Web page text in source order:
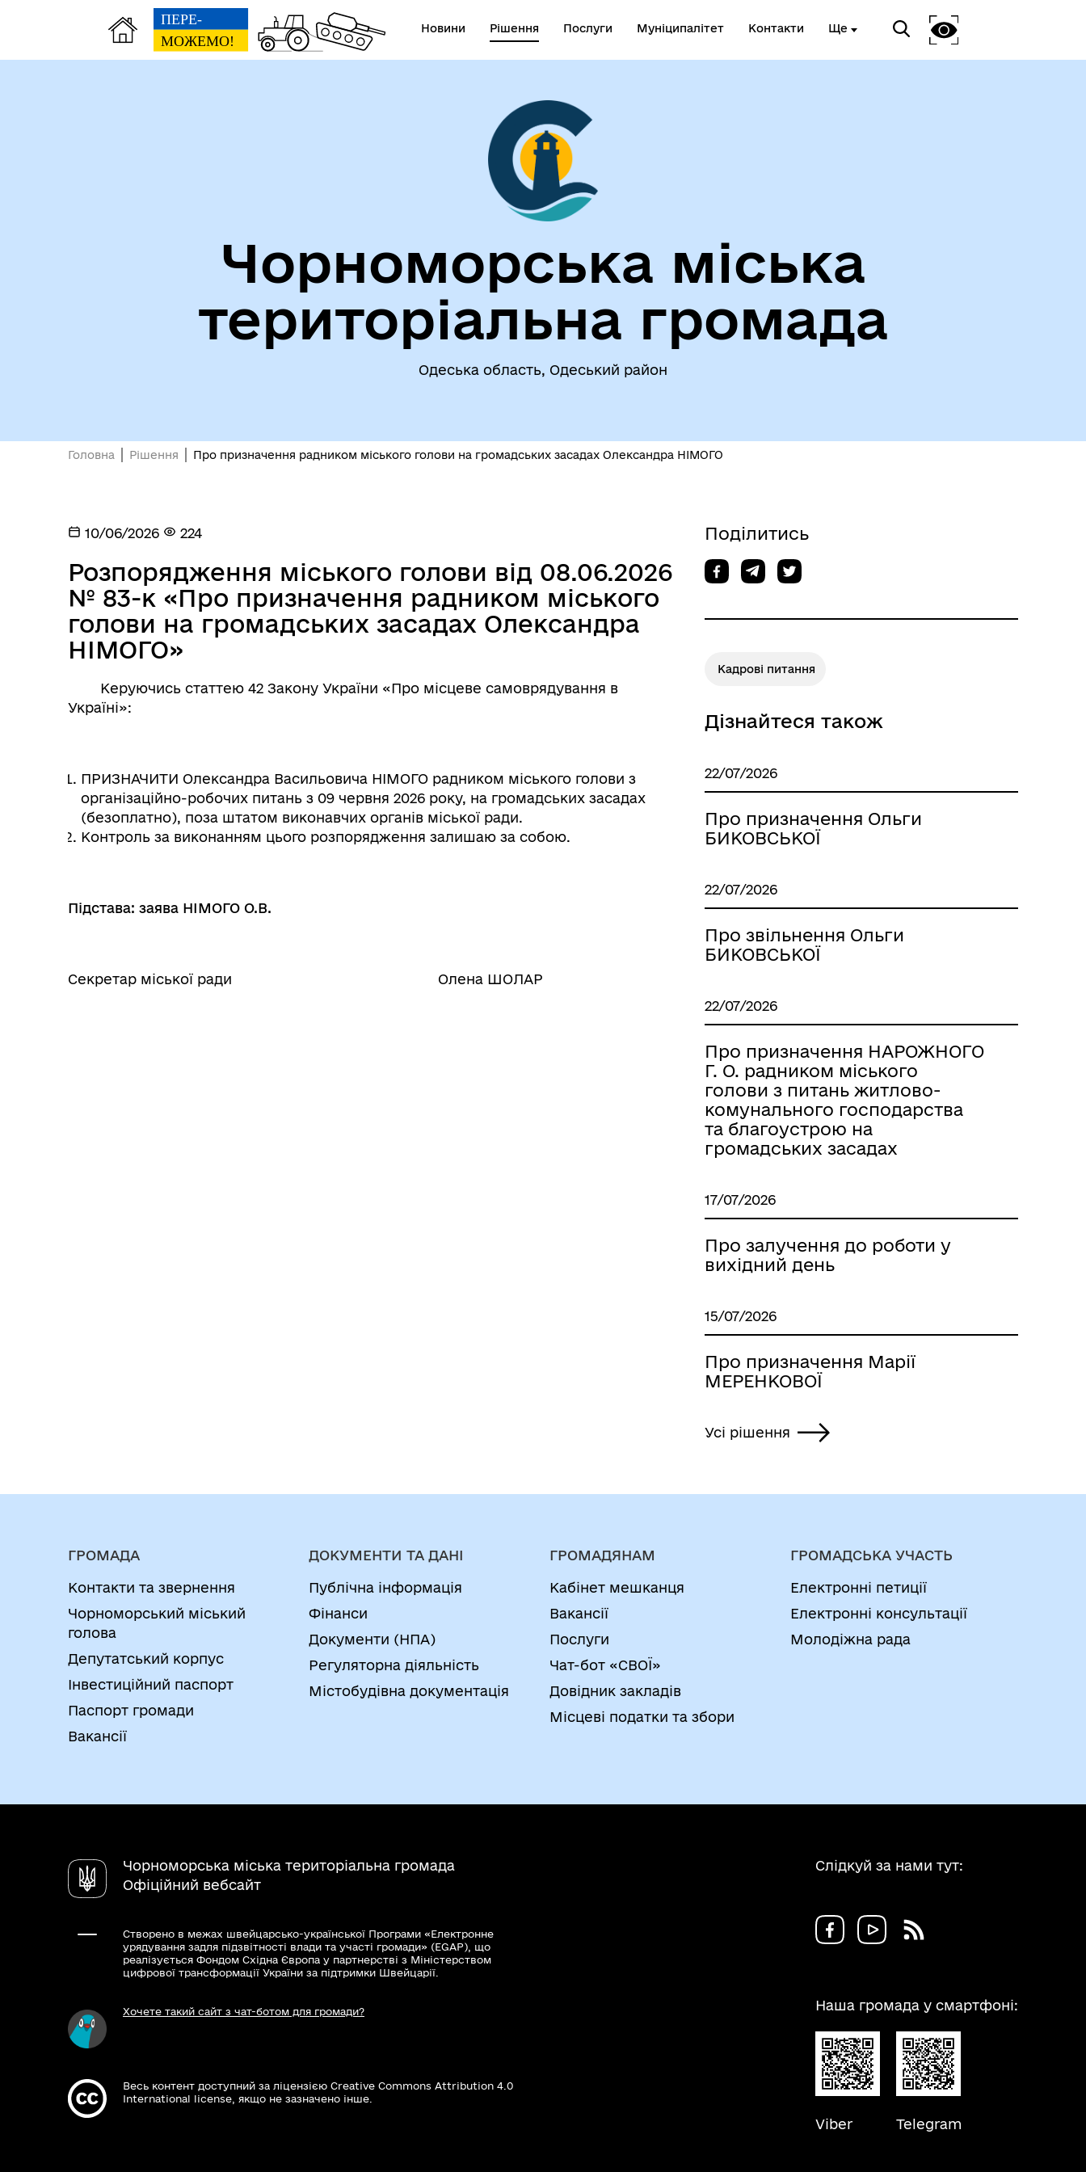
Новини Рішення Послуги Муніципалітет Контакти Ще
Виконавчий комітет
Колегіальні органи (ради,
робочі групи, комісії)
Герої не вмирають!
ВЕТЕРАНАМ Чорноморськ туристичний
Чорноморська міська
територіальна громада
Одеська область, Одеський район
Головна Рішення Про призначення радником міського голови на громадських засадах Олександра НІМОГО
10/06/2026 224
Розпорядження міського голови від 08.06.2026
№ 83-к «Про призначення радником міського
голови на громадських засадах Олександра
НІМОГО»
Керуючись статтею 42 Закону України «Про місцеве самоврядування в
Україні»:
ПРИЗНАЧИТИ Олександра Васильовича НІМОГО радником міського голови з
організаційно-робочих питань з 09 червня 2026 року, на громадських засадах
(безоплатно), поза штатом виконавчих органів міської ради.
Контроль за виконанням цього розпорядження залишаю за собою.
Підстава: заява НІМОГО О.В.
Секретар міської ради Олена ШОЛАР
Поділитись
Кадрові питання
Дізнайтеся також
22/07/2026
Про призначення Ольги
БИКОВСЬКОЇ
22/07/2026
Про звільнення Ольги
БИКОВСЬКОЇ
22/07/2026
Про призначення НАРОЖНОГО
Г. О. радником міського
голови з питань житлово-
комунального господарства
та благоустрою на
громадських засадах
17/07/2026
Про залучення до роботи у
вихідний день
15/07/2026
Про призначення Марії
МЕРЕНКОВОЇ
Усі рішення
ГРОМАДА
Контакти та звернення
Чорноморський міський
голова
Депутатський корпус
Інвестиційний паспорт
Паспорт громади
Вакансії
ДОКУМЕНТИ ТА ДАНІ
Публічна інформація
Фінанси
Документи (НПА)
Регуляторна діяльність
Містобудівна документація
ГРОМАДЯНАМ
Кабінет мешканця
Вакансії
Послуги
Чат-бот «СВОЇ»
Довідник закладів
Місцеві податки та збори
ГРОМАДСЬКА УЧАСТЬ
Електронні петиції
Електронні консультації
Молодіжна рада
Чорноморська міська територіальна громада
Офіційний вебсайт
Створено в межах швейцарсько-української Програми «Електронне
урядування задля підзвітності влади та участі громади» (EGAP), що
реалізується Фондом Східна Європа у партнерстві з Міністерством
цифрової трансформації України за підтримки Швейцарії.
Хочете такий сайт з чат-ботом для громади?
Весь контент доступний за ліцензією Creative Commons Attribution 4.0
International license, якщо не зазначено інше.
Слідкуй за нами тут:
Наша громада у смартфоні:
Viber Telegram